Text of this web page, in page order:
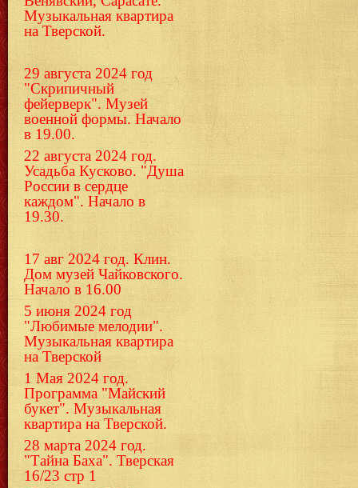
Музыкальная квартира
на Тверской.
29 августа 2024 год
"Скрипичный
фейерверк". Музей
военной формы. Начало
в 19.00.
22 августа 2024 год.
Усадьба Кусково. "Душа
России в сердце
каждом". Начало в
19.30.
17 авг 2024 год. Клин.
Дом музей Чайковского.
Начало в 16.00
5 июня 2024 год
"Любимые мелодии".
Музыкальная квартира
на Тверской
1 Мая 2024 год.
Программа "Майский
букет". Музыкальная
квартира на Тверской.
28 марта 2024 год.
"Тайна Баха". Тверская
16/23 стр 1